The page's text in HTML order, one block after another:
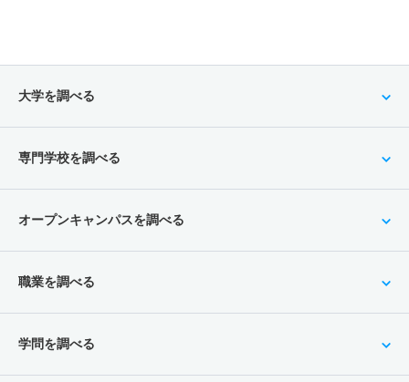
大学を調べる
専門学校を調べる
オープンキャンパスを調べる
職業を調べる
学問を調べる